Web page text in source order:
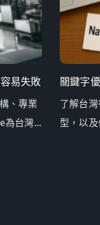
易失敗
、專業
為台灣
關鍵字
了解台
型，以